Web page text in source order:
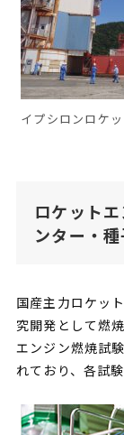
イプシロンロケ
ロケット
ンター・種
国産主力ロケ
究開発として燃
エンジン燃焼試
れており、各試